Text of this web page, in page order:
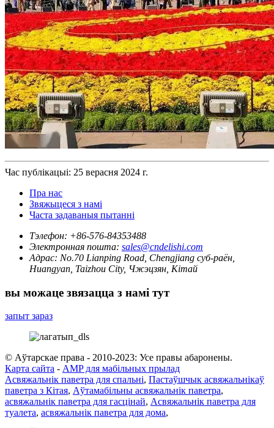
Час публікацыі: 25 верасня 2024 г.
Пра нас
Звяжыцеся з намі
Часта задаваныя пытанні
Тэлефон: +86-576-84353488
Электронная пошта: sales@cndelishi.com
Адрас: No.70 Lianping Road, Chengjiang суб-раён,
Huangyan, Taizhou City, Чжэцзян, Кітай
вы можаце звязацца з намі тут
запыт зараз
© Аўтарскае права - 2010-2023: Усе правы абаронены.
Карта сайта - AMP для мабільных прылад
Асвяжальнік паветра для спальні, Пастаўшчык асвяжальнікаў
паветра з Кітая, Аўтамабільны асвяжальнік паветра,
асвяжальнік паветра для гасцінай, Асвяжальнік паветра для
туалета, асвяжальнік паветра для дома,